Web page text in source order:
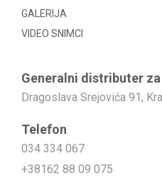
GALERIJA
VIDEO SNIMCI
Generalni distributer za
Dragoslava Srejovića 91,
Telefon
034 334 067
+38162 88 09 075